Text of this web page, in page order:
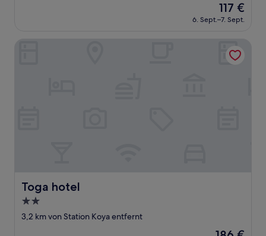
Der
Preis
beträgt
117 €
6. Sept.–7. Sept.
Toga hotel
Toga hotel
2.0-
Sterne-
3,2 km von Station Koya entfernt
Der